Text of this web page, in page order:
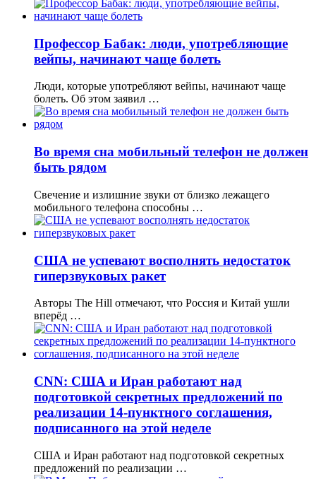
Профессор Бабак: люди, употребляющие
вейпы, начинают чаще болеть
Люди, которые употребляют вейпы, начинают чаще
болеть. Об этом заявил …
Во время сна мобильный телефон не должен
быть рядом
Свечение и излишние звуки от близко лежащего
мобильного телефона способны …
США не успевают восполнять недостаток
гиперзвуковых ракет
Авторы The Hill отмечают, что Россия и Китай ушли
вперёд …
CNN: США и Иран работают над
подготовкой секретных предложений по
реализации 14-пунктного соглашения,
подписанного на этой неделе
США и Иран работают над подготовкой секретных
предложений по реализации …